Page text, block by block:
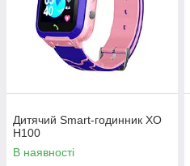
Дитячий Smart-годинник XO
H100
В наявності